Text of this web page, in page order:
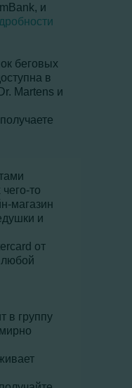
и
беговых
в
Martens и
то
магазин
и
от
любой
в группу